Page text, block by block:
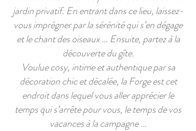
jardin privatif. En entrant dans ce lieu, laissez-
vous imprégner par la sérénité qui s’en dégage
et le chant des oiseaux … Ensuite, partez à la
découverte du gîte.
Voulue cosy, intime et authentique par sa
décoration chic et décalée, la Forge est cet
endroit dans lequel vous aller apprécier le
temps qui s’arrête pour vous, le temps de vos
vacances à la campagne …